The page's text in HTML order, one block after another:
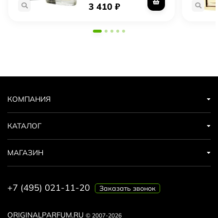
автомобилями, которые сочетают в себе мощность и
элегантность. Jaguar Performance Intense - это аромат,
3 410₽
ORIGINALPARFUM.RU © 2007-2026
КОМПАНИЯ
КАТАЛОГ
МАГАЗИН
+7 (495) 021-11-20 Заказать звонок